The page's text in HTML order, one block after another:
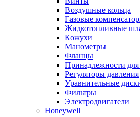
Воздушные кольца
Газовые
Жидкотопливные
Кожухи
Манометры
Фланцы
Принадлежности для
Регуляторы давления
Уравнительные
Фильтры
Электродвигатели
Honeywell